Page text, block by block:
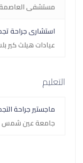
مستشفى
استشارى جراحة
عيادات هيلث كير
التعليم
ماجستير جراحة
جامعة عين شمس